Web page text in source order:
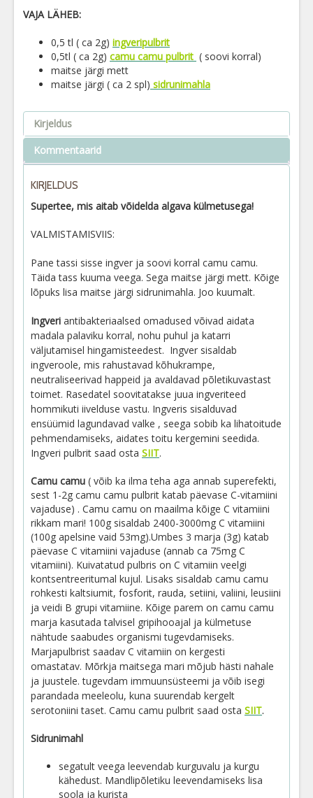
VAJA LÄHEB:
0,5 tl ( ca 2g) ingveripulbrit
0,5tl ( ca 2g) camu camu pulbrit ( soovi korral)
maitse järgi mett
maitse järgi ( ca 2 spl) sidrunimahla
Kirjeldus
Kommentaarid
KIRJELDUS
Supertee, mis aitab võidelda algava külmetusega!
VALMISTAMISVIIS:
Pane tassi sisse ingver ja soovi korral camu camu.
Täida tass kuuma veega. Sega maitse järgi mett. Kõige
lõpuks lisa maitse järgi sidrunimahla. Joo kuumalt.
Ingveri antibakteriaalsed omadused võivad aidata
madala palaviku korral, nohu puhul ja katarri
väljutamisel hingamisteedest. Ingver sisaldab
ingveroole, mis rahustavad kõhukrampe,
neutraliseerivad happeid ja avaldavad põletikuvastast
toimet. Rasedatel soovitatakse juua ingveriteed
hommikuti iivelduse vastu. Ingveris sisalduvad
ensüümid lagundavad valke , seega sobib ka lihatoitude
pehmendamiseks, aidates toitu kergemini seedida.
Ingveri pulbrit saad osta SIIT.
Camu camu ( võib ka ilma teha aga annab superefekti,
sest 1-2g camu camu pulbrit katab päevase C-vitamiini
vajaduse) . Camu camu on maailma kõige C vitamiini
rikkam mari! 100g sisaldab 2400-3000mg C vitamiini
(100g apelsine vaid 53mg).Umbes 3 marja (3g) katab
päevase C vitamiini vajaduse (annab ca 75mg C
vitamiini). Kuivatatud pulbris on C vitamiin veelgi
kontsentreeritumal kujul. Lisaks sisaldab camu camu
rohkesti kaltsiumit, fosforit, rauda, setiini, valiini, leusiini
ja veidi B grupi vitamiine. Kõige parem on camu camu
marja kasutada talvisel gripihooajal ja külmetuse
nähtude saabudes organismi tugevdamiseks.
Marjapulbrist saadav C vitamiin on kergesti
omastatav. Mõrkja maitsega mari mõjub hästi nahale
ja juustele. tugevdam immuunsüsteemi ja võib isegi
parandada meeleolu, kuna suurendab kergelt
serotoniini taset. Camu camu pulbrit saad osta SIIT.
Sidrunimahl
segatult veega leevendab kurguvalu ja kurgu
kähedust. Mandlipõletiku leevendamiseks lisa
soola ja kurista